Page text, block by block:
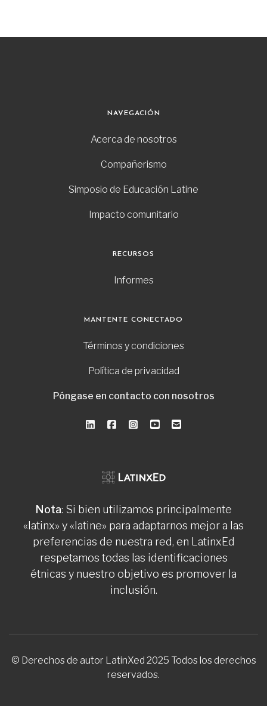
Nota: Si bien utilizamos principalmente
«latinx» y «latine» para adaptarnos mejor a las
preferencias de nuestra red, en LatinxEd
respetamos todas las identificaciones
étnicas y nuestro objetivo es promover la
inclusión.
NAVEGACIÓN
Acerca de nosotros
Compañerismo
Simposio de Educación Latine
Impacto comunitario
RECURSOS
Informes
MANTENTE CONECTADO
Términos y condiciones
Política de privacidad
Póngase en contacto con nosotros
© Derechos de autor LatinXed 2025 Todos los derechos
reservados.